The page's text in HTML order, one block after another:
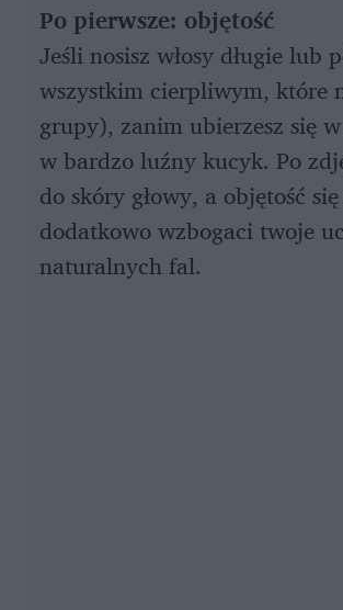
Po pierwsze: objętość
Jeśli nosisz włosy długie lub
wszystkim cierpliwym, które
grupy), zanim ubierzesz się
w bardzo luźny kucyk. Po
do skóry głowy, a objętość
dodatkowo wzbogaci twoje
naturalnych fal.